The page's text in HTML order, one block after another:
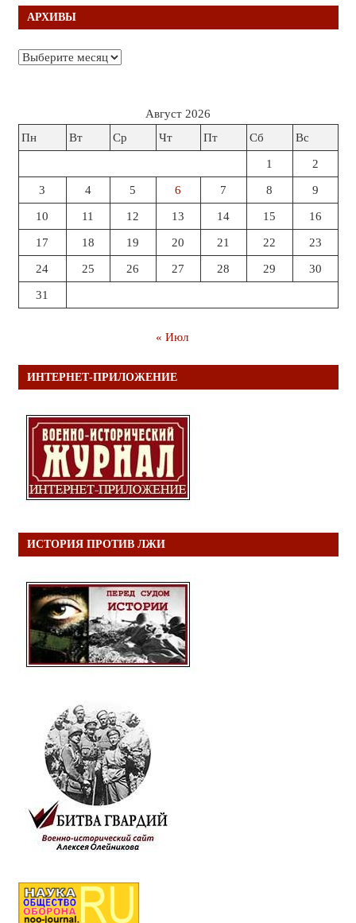
АРХИВЫ
Архивы
Август 2026
Пн
Вт Ср Чт Пт Сб Вс
1 2
3 4 5 6 7 8 9
10 11 12 13 14 15 16
17 18 19 20 21 22 23
24 25 26 27 28 29 30
31
« Июл
ИНТЕРНЕТ-ПРИЛОЖЕНИЕ
ИСТОРИЯ ПРОТИВ ЛЖИ